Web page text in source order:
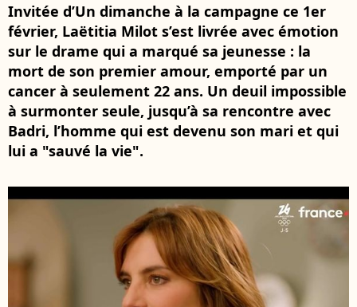
Invitée d’Un dimanche à la campagne ce 1er
février, Laëtitia Milot s’est livrée avec émotion
sur le drame qui a marqué sa jeunesse : la
mort de son premier amour, emporté par un
cancer à seulement 22 ans. Un deuil impossible
à surmonter seule, jusqu’à sa rencontre avec
Badri, l’homme qui est devenu son mari et qui
lui a "sauvé la vie".